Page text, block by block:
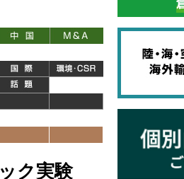
ク実験